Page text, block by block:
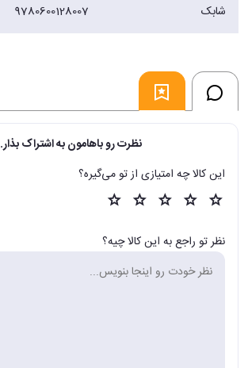
شابک 9780600128007
نظرت رو باهامون به اشتراک بذار.
این کالا چه امتیازی از تو می‌گیره؟
نظر تو راجع به این کالا چیه؟